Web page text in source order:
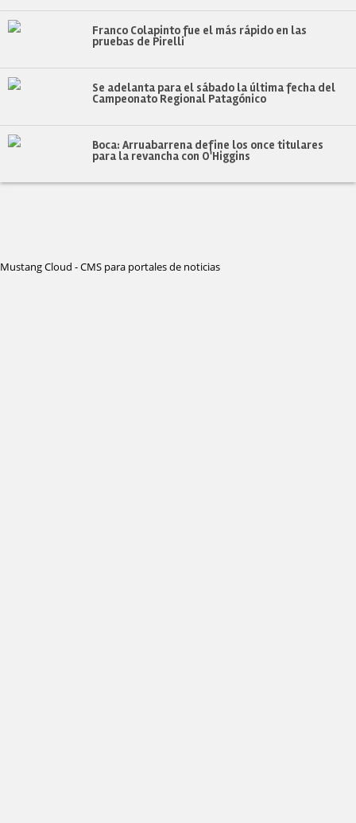
Franco Colapinto fue el más rápido en las
pruebas de Pirelli
Se adelanta para el sábado la última fecha del
Campeonato Regional Patagónico
Boca: Arruabarrena define los once titulares
para la revancha con O'Higgins
Mustang Cloud - CMS para portales de noticias